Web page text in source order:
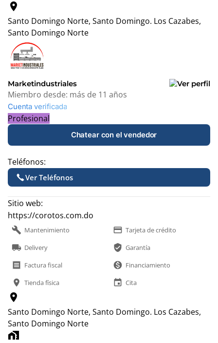
location_on
Santo Domingo Norte, Santo Domingo. Los Cazabes,
Santo Domingo Norte
+
−
Marketindustriales
Miembro desde: más de 11 años
Cuenta verificada
Profesional
Chatear con el vendedor
Teléfonos:
Ver Teléfonos
Sitio web:
https://corotos.com.do
build Mantenimiento payment Tarjeta de crédito
local_shipping Delivery verified_user Garantía
receipt Factura fiscal monetization_on Financiamiento
location_on Tienda física event Cita
location_on
Santo Domingo Norte, Santo Domingo. Los Cazabes,
Santo Domingo Norte
home_work